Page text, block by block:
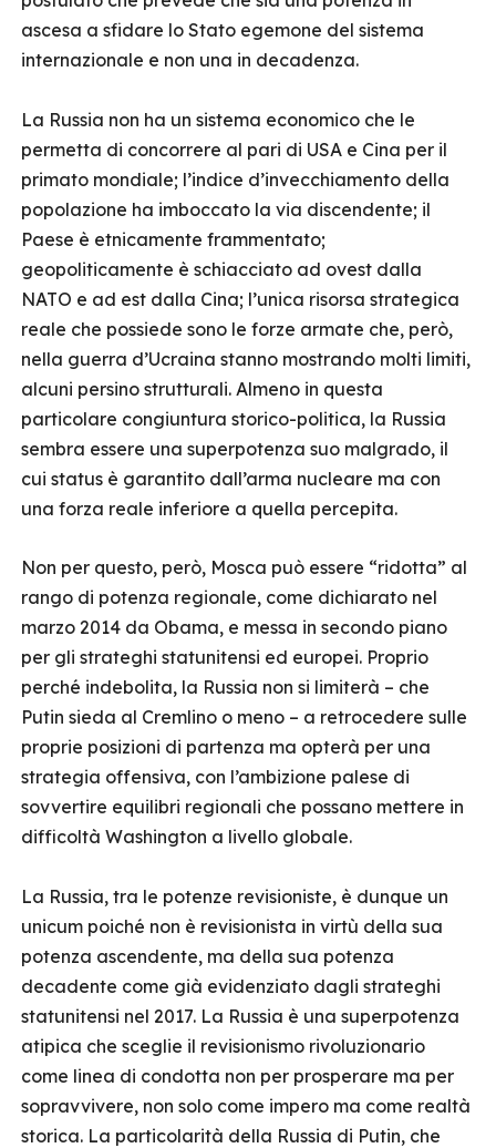
ascesa a sfidare lo Stato egemone del sistema
internazionale e non una in decadenza.
La Russia non ha un sistema economico che le
permetta di concorrere al pari di USA e Cina per il
primato mondiale; l’indice d’invecchiamento della
popolazione ha imboccato la via discendente; il
Paese è etnicamente frammentato;
geopoliticamente è schiacciato ad ovest dalla
NATO e ad est dalla Cina; l’unica risorsa strategica
reale che possiede sono le forze armate che, però,
nella guerra d’Ucraina stanno mostrando molti limiti,
alcuni persino strutturali. Almeno in questa
particolare congiuntura storico-politica, la Russia
sembra essere una superpotenza suo malgrado, il
cui status è garantito dall’arma nucleare ma con
una forza reale inferiore a quella percepita.
Non per questo, però, Mosca può essere “ridotta” al
rango di potenza regionale, come dichiarato nel
marzo 2014 da Obama, e messa in secondo piano
per gli strateghi statunitensi ed europei. Proprio
perché indebolita, la Russia non si limiterà – che
Putin sieda al Cremlino o meno – a retrocedere sulle
proprie posizioni di partenza ma opterà per una
strategia offensiva, con l’ambizione palese di
sovvertire equilibri regionali che possano mettere in
difficoltà Washington a livello globale.
La Russia, tra le potenze revisioniste, è dunque un
unicum poiché non è revisionista in virtù della sua
potenza ascendente, ma della sua potenza
decadente come già evidenziato dagli strateghi
statunitensi nel 2017. La Russia è una superpotenza
atipica che sceglie il revisionismo rivoluzionario
come linea di condotta non per prosperare ma per
sopravvivere, non solo come impero ma come realtà
storica. La particolarità della Russia di Putin, che